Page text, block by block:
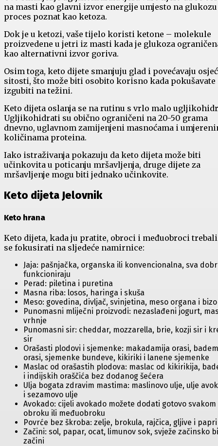
na masti kao glavni izvor energije umjesto na
proces poznat kao ketoza.
Dok je u ketozi, vaše tijelo koristi ketone – molekule
proizvedene u jetri iz masti kada je glukoza
kao alternativni izvor goriva.
Osim toga, keto dijete smanjuju glad i povećavaju
sitosti, što može biti osobito korisno kada pokušavate
izgubiti na težini.
Keto dijeta oslanja se na rutinu s vrlo malo
Ugljikohidrati su obično ograničeni na 20-50 grama
dnevno, uglavnom zamijenjeni masnoćama i
količinama proteina.
Iako istraživanja pokazuju da keto dijeta može biti
učinkovita u poticanju mršavljenja, druge dijete za
mršavljenje mogu biti jednako učinkovite.
Keto dijeta Jelovnik
Keto hrana
Keto dijeta, kada ju pratite, obroci i međuobroci
se fokusirati na sljedeće namirnice:
Jaja: pašnjačka, organska ili konvencionalna, sva
funkcioniraju
Perad: piletina i puretina
Masna riba: losos, haringa i skuša
Meso: govedina, divljač, svinjetina, meso organa i
Punomasni mliječni proizvodi: nezaslađeni jogurt,
vrhnje
Punomasni sir: cheddar, mozzarella, brie, kozji sir i
sir
Orašasti plodovi i sjemenke: makadamija orasi,
orasi, sjemenke bundeve, kikiriki i lanene sjemenke
Maslac od orašastih plodova: maslac od kikirikija,
i indijskih oraščića bez dodanog šećera
Ulja bogata zdravim mastima: maslinovo ulje, ulje
i sezamovo ulje
Avokado: cijeli avokado možete dodati gotovo svakom
obroku ili međuobroku
Povrće bez škroba: zelje, brokula, rajčica, gljive i
Začini: sol, papar, ocat, limunov sok, svježe začinsko
začini